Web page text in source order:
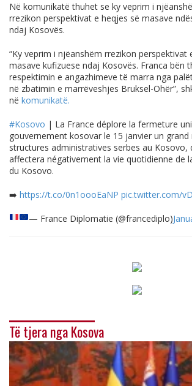
Në komunikatë thuhet se ky veprim i
rrezikon perspektivat e heqjes së masave
ndaj Kosovës.
“Ky veprim i njëanshëm rrezikon perspektivat
masave kufizuese ndaj Kosovës. Franca bën
respektimin e angazhimeve të marra nga
në zbatimin e marrëveshjes Bruksel-Ohër”,
në komunikatë.
#Kosovo | La France déplore la fermeture
gouvernement kosovar le 15 janvier un grand
structures administratives serbes au Kosovo,
affectera négativement la vie quotidienne de
du Kosovo.
➡️ https://t.co/0n1oooEaNP pic.twitter.com/
— France Diplomatie (@francediplo)
Të tjera nga Kosova